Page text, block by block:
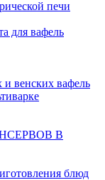
печи
для вафель
венских вафель
В
блюд